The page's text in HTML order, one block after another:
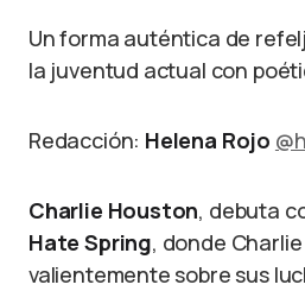
Un forma auténtica de
la juventud actual con
Redacción: Helena Rojo
Charlie Houston, debuta
Hate Spring, donde
valientemente sobre sus